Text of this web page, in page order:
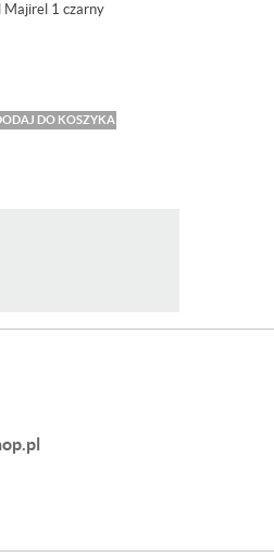
Majirel 1 czarny
DO KOSZYKA